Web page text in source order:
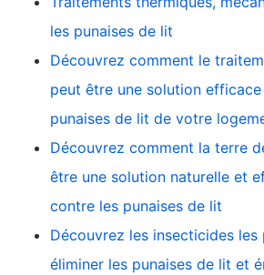
les punaises de lit
Découvrez comment le
peut être une solution
punaises de lit de votre
Découvrez comment la terre
être une solution naturelle et
contre les punaises de lit
Découvrez les insecticides
éliminer les punaises de lit et